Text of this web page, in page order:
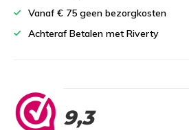
Vanaf € 75 geen bezorgkosten
Achteraf Betalen met Riverty
9,3